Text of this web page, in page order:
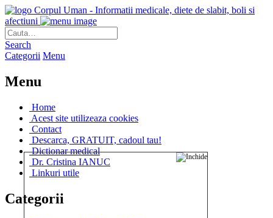
Corpul Uman - Informatii medicale, diete de slabit, boli si
afectiuni
Search
Categorii Menu
Menu
Home
Acest site utilizeaza cookies
Contact
Descarca, GRATUIT, cadoul tau!
Dictionar medical
Dr. Cristina IANUC
Linkuri utile
Categorii